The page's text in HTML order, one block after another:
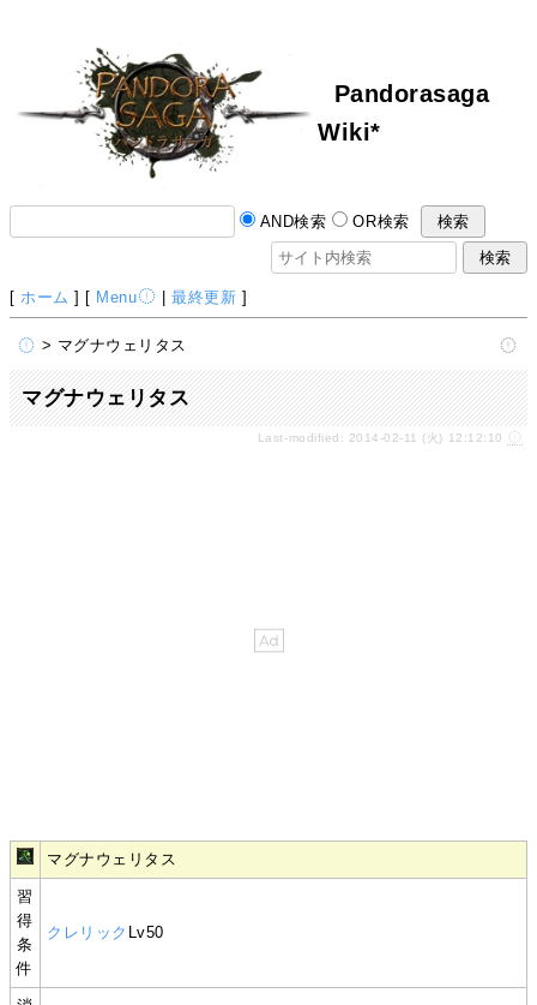
Pandorasaga
Wiki*
AND検索 OR検索
[ ホーム ] [ Menu |最終更新 ]
> マグナウェリタス
マグナウェリタス
Last-modified: 2014-02-11 (火) 12:12:10
マグナウェリタス
習
得
条
件
クレリック Lv50